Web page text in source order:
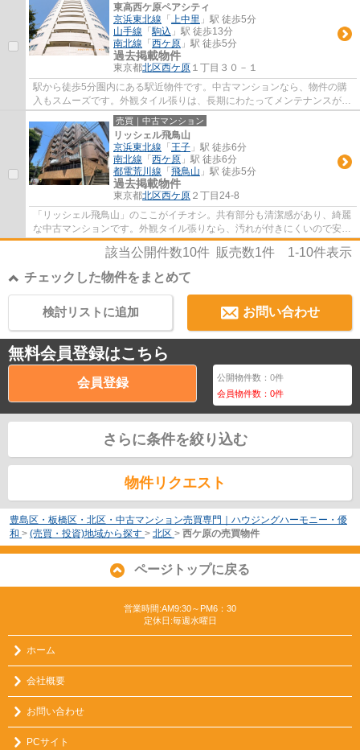
東高西ケ原ペアシティ
京浜東北線 「 上中里 」駅 徒歩5分
山手線 「駒込 」駅 徒歩13分
南北線 「 西ケ原 」駅 徒歩5分
過去掲載物件
東京都北区西ケ原 １丁目３０－１
駅から徒歩5分圏内にある駅近物件です。中古マンションなら、物件の購
入もスムーズです。外観タイル張りは、長期にわたってメンテナンスが必
要ありません。14階建ての物件で周辺環境も...
売買｜中古マンション
リッシェル飛鳥山
京浜東北線 「 王子 」駅 徒歩6分
南北線 「 西ケ原 」駅 徒歩6分
都電荒川線 「 飛鳥山 」駅 徒歩5分
過去掲載物件
東京都北区西ケ原 ２丁目24-8
「リッシェル飛鳥山」のここがイチオシ。共有部分も清潔感があり、綺麗
な中古マンションです。外観タイル張りなら、汚れが付きにくいので安心
できます。駅から徒歩6分の場所に位置する...
該当公開件数10件 販売数1件 1-10件表示
チェックした物件をまとめて
お問い合わせ
検討リストに追加
無料会員登録はこちら
会員登録 公開物件数：0件
会員物件数：0件
さらに条件を絞り込む
物件リクエスト
豊島区・板橋区・北区・中古マンション売買専門｜ハウジングハーモニー・優
和 > (売買・投資)地域から探す > 北区 > 西ケ原の売買物件
ページトップに戻る
営業時間:AM9:30～PM6：30
定休日:毎週水曜日
ホーム
会社概要
お問い合わせ
PCサイト